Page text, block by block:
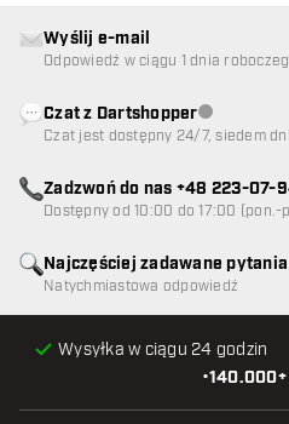
•140.000+
Wysyłka w ciągu 24 godzin
Najczęściej zadawane pytania
Natychmiastowa odpowiedź
Wyślij e-mail
Odpowiedź w ciągu 1 dnia
Czat z DartshopperObsługa
Czat jest dostępny 24/7, siedem
Zadzwoń do nas +48 223-07-
Dostępny od 10:00 do 17:00 (pon.-